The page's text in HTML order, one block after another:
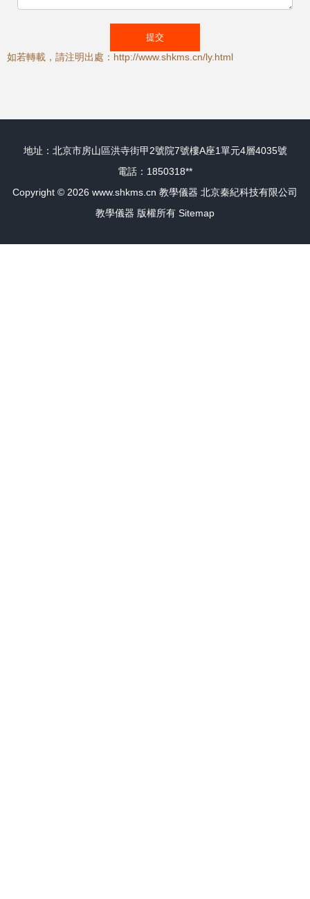
如若轉載，請注明出處：http://www.shkms.cn/ly.html
地址：北京市房山區洪寺街甲2號院7號樓A座1單元4層4035號
電話：1850318**
Copyright © 2026 www.shkms.cn 教學儀器 北京秦紀科技有限公司
教學儀器 版權所有 Sitemap